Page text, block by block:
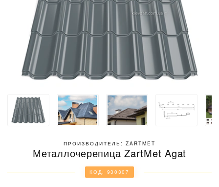
ПРОИЗВОДИТЕЛЬ: ZARTMET
Металлочерепица ZartMet Agat
КОД: 930307